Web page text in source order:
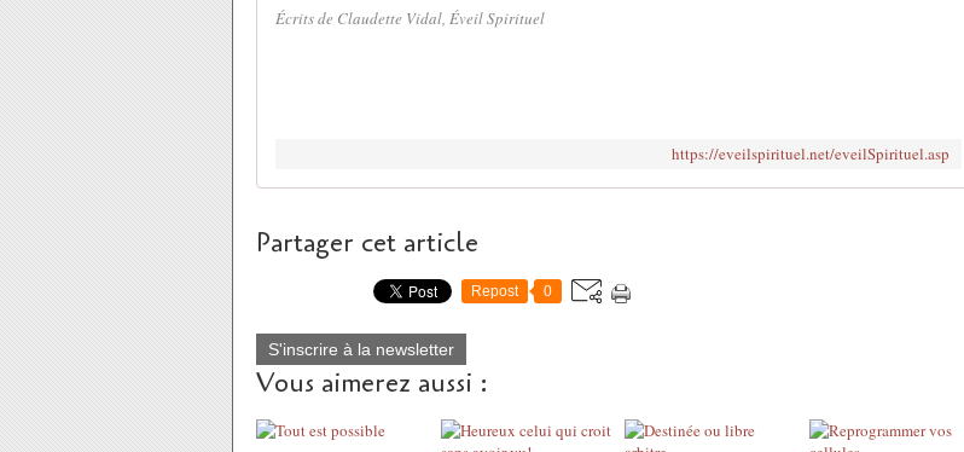
Écrits de Claudette Vidal, Éveil Spirituel
https://eveilspirituel.net/eveilSpirituel.asp
Partager cet article
Repost 0
S'inscrire à la newsletter
Vous aimerez aussi :